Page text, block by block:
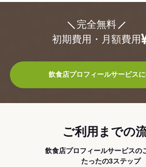
完全無料
初期費用・月額費用
飲食店プロフィールサービス
ご利用までの
飲食店プロフィールサービスの
たったの3ステップ